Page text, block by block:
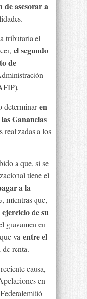
de asesorar a
tributaria el
el segundo
de
determinaren
Ganancias
realizadas a los
a que, si se
tiene el
a la
, mientras que,
ejercicio de su
gravamen en
que va entre el
renta.
causa,
en